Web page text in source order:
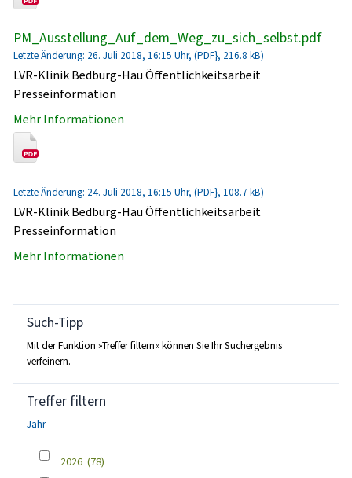
PM_Ausstellung_Auf_dem_Weg_zu_sich_selbst.pdf
Letzte Änderung: 26. Juli 2018, 16:15 Uhr, (PDF}, 216.8 kB)
LVR-Klinik Bedburg-Hau Öffentlichkeitsarbeit
Presseinformation
Mehr Informationen
Letzte Änderung: 24. Juli 2018, 16:15 Uhr, (PDF}, 108.7 kB)
LVR-Klinik Bedburg-Hau Öffentlichkeitsarbeit
Presseinformation
Mehr Informationen
Such-Tipp
Mit der Funktion »Treffer filtern« können Sie Ihr Suchergebnis
verfeinern.
Treffer filtern
Jahr
2026 (78)